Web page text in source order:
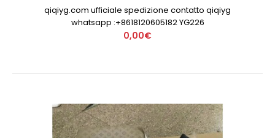
qiqiyg.com ufficiale spedizione contatto qiqiyg
whatsapp :+8618120605182 YG226
0,00€